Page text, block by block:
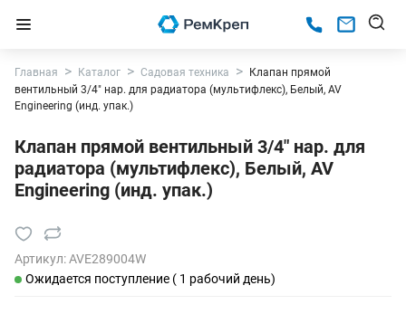
Главная Каталог Садовая техника
Клапан прямой
вентильный 3/4" нар. для радиатора (мультифлекс), Белый, AV
Engineering (инд. упак.)
Клапан прямой вентильный 3/4" нар. для
радиатора (мультифлекс), Белый, AV
Engineering (инд. упак.)
Артикул:AVE289004W
Ожидается поступление ( 1 рабочий день)